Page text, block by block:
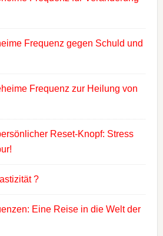
Frequenz gegen Schuld und
Frequenz zur Heilung von
Reset-Knopf: Stress
?
Eine Reise in die Welt der